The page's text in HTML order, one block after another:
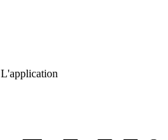
L'application